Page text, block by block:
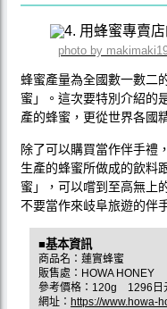
photo by
蜂蜜產量為全國數一數二
蜜」。這次要特別介紹的
產的蜂蜜，更從世界各國
除了可以購買當作伴手禮
生產的蜂蜜所做成的飲料
蜜」，可以嚐到至高無上
不要當作來岐阜旅遊的伴
■基本資訊
商品名：蓮實蜂蜜
販售處：HOWA HONEY
參考價格：120g 1296日
網址： https://www.howa-